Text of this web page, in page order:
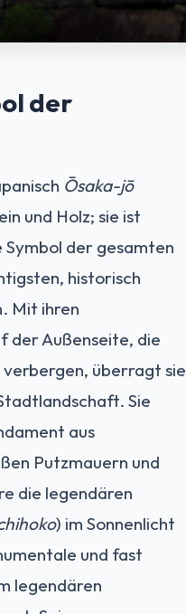
der
Ōsaka-jō
und Holz; sie ist
der gesamten
historisch
Mit ihren
der Außenseite, die
überragt sie
Sie
aus
Putzmauern und
die legendären
) im Sonnenlicht
und fast
legendären